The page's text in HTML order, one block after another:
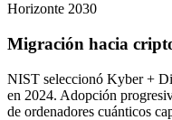
Horizonte 2030
Migración hacia
NIST seleccionó Kyber +
en 2024. Adopción
de ordenadores cuánticos